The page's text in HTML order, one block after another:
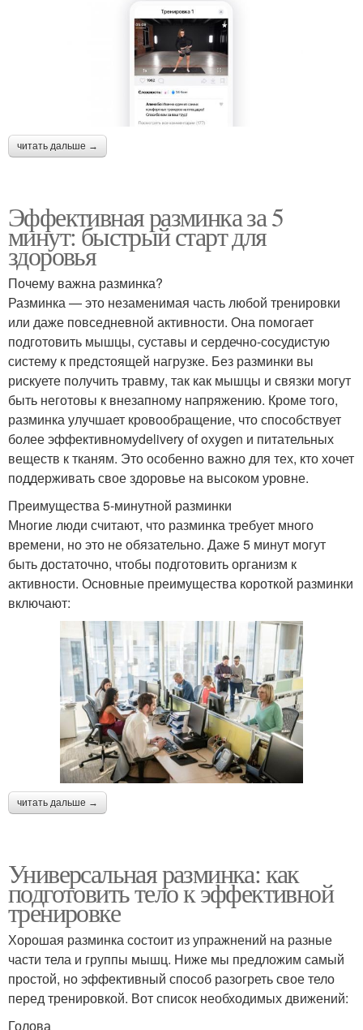
читать дальше →
Эффективная разминка за 5
минут: быстрый старт для
здоровья
Почему важна разминка?
Разминка — это незаменимая часть любой тренировки
или даже повседневной активности. Она помогает
подготовить мышцы, суставы и сердечно-сосудистую
систему к предстоящей нагрузке. Без разминки вы
рискуете получить травму, так как мышцы и связки могут
быть неготовы к внезапному напряжению. Кроме того,
разминка улучшает кровообращение, что способствует
более эффективномуdelivery of oxygen и питательных
веществ к тканям. Это особенно важно для тех, кто хочет
поддерживать свое здоровье на высоком уровне.
Преимущества 5-минутной разминки
Многие люди считают, что разминка требует много
времени, но это не обязательно. Даже 5 минут могут
быть достаточно, чтобы подготовить организм к
активности. Основные преимущества короткой разминки
включают:
читать дальше →
Универсальная разминка: как
подготовить тело к эффективной
тренировке
Хорошая разминка состоит из упражнений на разные
части тела и группы мышц. Ниже мы предложим самый
простой, но эффективный способ разогреть свое тело
перед тренировкой. Вот список необходимых движений:
Голова